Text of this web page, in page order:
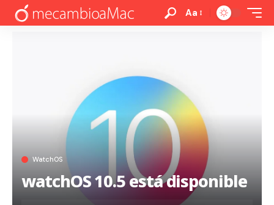
Aa
WatchOS
watchOS 10.5 está disponible